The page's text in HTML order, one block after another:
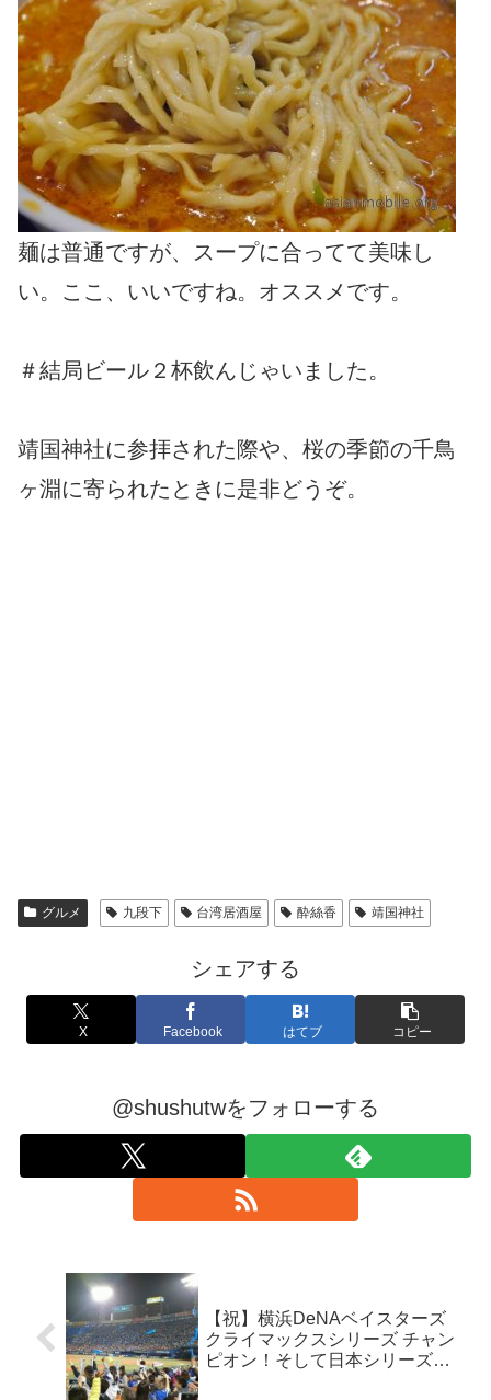
麺は普通ですが、スープに合ってて美味し
い。ここ、いいですね。オススメです。
＃結局ビール２杯飲んじゃいました。
靖国神社に参拝された際や、桜の季節の千鳥
ヶ淵に寄られたときに是非どうぞ。
グルメ 九段下 台湾居酒屋 酔絲香 靖国神社
シェアする
X Facebook はてブ コピー
@shushutwをフォローする
【祝】横浜DeNAベイスターズ
クライマックスシリーズ チャン
ピオン！そして日本シリーズ進